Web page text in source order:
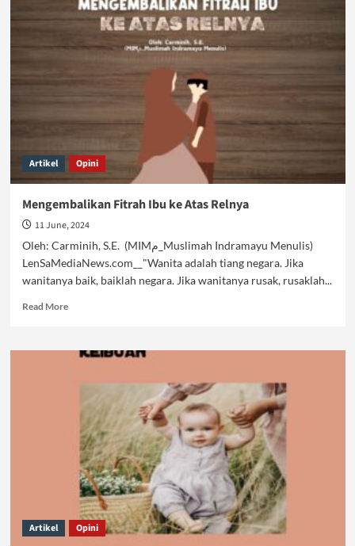
Oleh
Fitrah
Artikel Opini
Mengembalikan Fitrah Ibu ke Atas Relnya
11 June, 2024
Oleh: Carminih, S.E. (MIMم_Muslimah Indramayu Menulis)
LenSaMediaNews.com__"Wanita adalah tiang negara. Jika
wanitanya baik, baiklah negara. Jika wanitanya rusak, rusaklah...
Read MoreRead
Mengembalikan
Atas
Relnya
Artikel Opini